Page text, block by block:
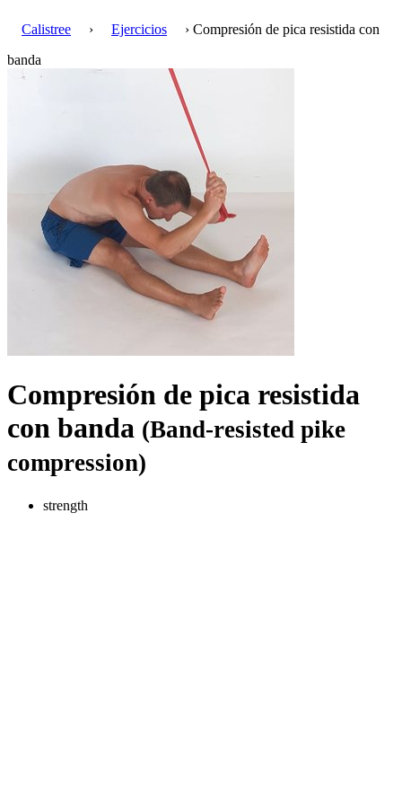
Calistree › Ejercicios
› Compresión de pica resistida con
banda
Compresión de pica resistida
con banda (Band-resisted pike
compression)
strength